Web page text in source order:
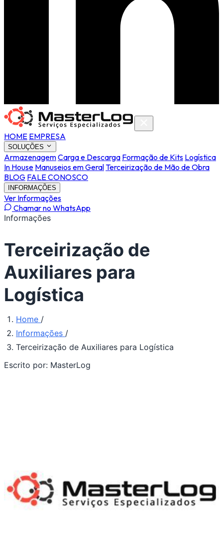
HOME EMPRESA
SOLUÇÕES
ArmazenagemCarga e Descarga Formação de Kits Logística
In House Manuseios em GeralTerceirização de Mão de Obra
BLOG FALE CONOSCO
INFORMAÇÕES
Ver Informações
Chamar no WhatsApp
Informações
Terceirização de
Auxiliares para
Logística
Home /
Informações /
Terceirização de Auxiliares para Logística
Escrito por: MasterLog